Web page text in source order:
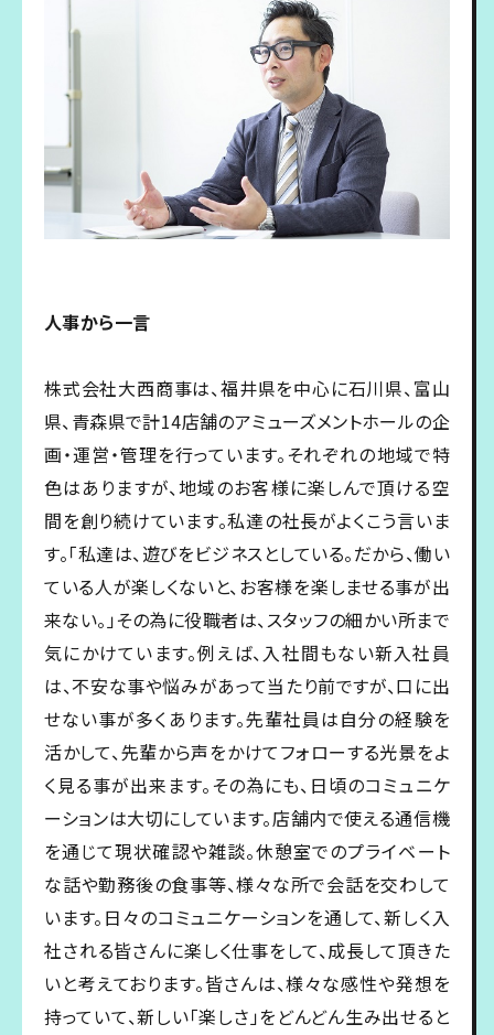
人事から一言
株式会社大西商事は、福井県を中心に石川県、富山
県、青森県で計14店舗のアミューズメントホールの企
画・運営・管理を行っています。それぞれの地域で特
色はありますが、地域のお客様に楽しんで頂ける空
間を創り続けています。私達の社長がよくこう言いま
す。「私達は、遊びをビジネスとしている。だから、働い
ている人が楽しくないと、お客様を楽しませる事が出
来ない。」その為に役職者は、スタッフの細かい所まで
気にかけています。例えば、入社間もない新入社員
は、不安な事や悩みがあって当たり前ですが、口に出
せない事が多くあります。先輩社員は自分の経験を
活かして、先輩から声をかけてフォローする光景をよ
く見る事が出来ます。その為にも、日頃のコミュニケ
ーションは大切にしています。店舗内で使える通信機
を通じて現状確認や雑談。休憩室でのプライベート
な話や勤務後の食事等、様々な所で会話を交わして
います。日々のコミュニケーションを通して、新しく入
社される皆さんに楽しく仕事をして、成長して頂きた
いと考えております。皆さんは、様々な感性や発想を
持っていて、新しい「楽しさ」をどんどん生み出せると